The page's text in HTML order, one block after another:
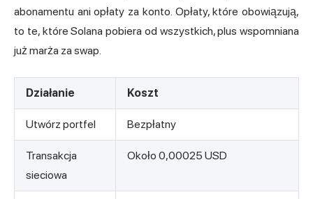
abonamentu ani opłaty za konto. Opłaty, które obowiązują,
to te, które Solana pobiera od wszystkich, plus wspomniana
już marża za swap.
Działanie Koszt
Utwórz portfel Bezpłatny
Transakcja
sieciowa
Około 0,00025 USD